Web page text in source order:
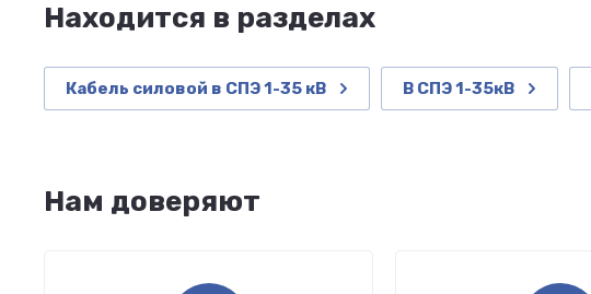
Находится в разделах
Кабель силовой в СПЭ 1-35 кВ В СПЭ 1-35кВ
Нам доверяют